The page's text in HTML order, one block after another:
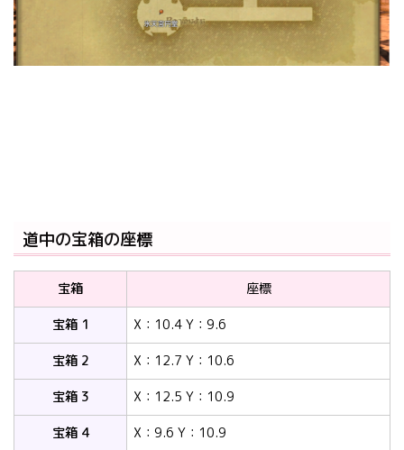
道中の宝箱の座標
宝箱
座標
宝箱 1
X：10.4 Y：9.6
宝箱 2
X：12.7 Y：10.6
宝箱 3
X：12.5 Y：10.9
宝箱 4
X：9.6 Y：10.9